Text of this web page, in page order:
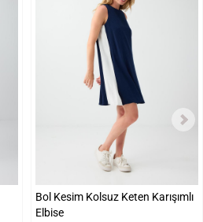
Bol Kesim Kolsuz Keten Karışımlı
Elbise